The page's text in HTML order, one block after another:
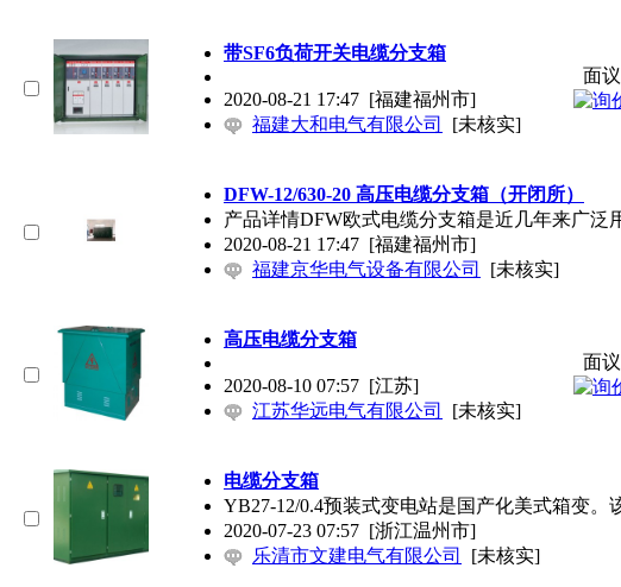
带SF6负荷开关电缆分支箱
2020-08-21 17:47 [福建福州市]
福建大和电气有限公司
[未核实]
面议
DFW-12/630-20 高压电缆分支箱（开闭所）
产品详情DFW欧式电缆分支箱是近几年来广泛
2020-08-21 17:47 [福建福州市]
福建京华电气设备有限公司
[未核实]
高压电缆分支箱
2020-08-10 07:57 [江苏]
江苏华远电气有限公司
[未核实]
面议
电缆分支箱
YB27-12/0.4预装式变电站是国产化美式箱变
2020-07-23 07:57 [浙江温州市]
乐清市文建电气有限公司
[未核实]